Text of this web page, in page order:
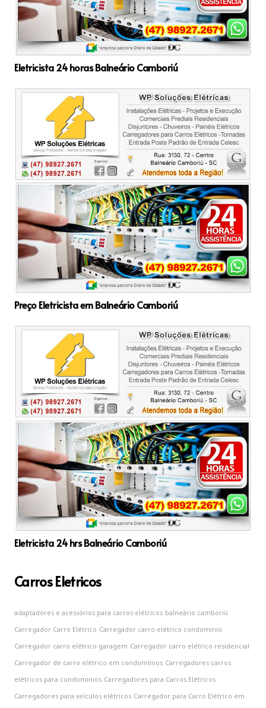
Eletricista 24 horas Balneário Camboriú
Preço Eletricista em Balneário Camboriú
Eletricista 24 hrs Balneário Camboriú
Carros Eletricos
adaptadores e acessórios para carros elétricos balneário camboriú
Carregador Carro Elétrico Carregador carro elétrico condominio
Carregador carro elétrico garagem Carregador carro elétrico residencial
Carregador de carro elétrico em condomínios Carregadores carros
elétricos para condominios Carregadores para Carros Elétricos
Carregadores para veículos elétricos Carregador para Carro Elétrico em